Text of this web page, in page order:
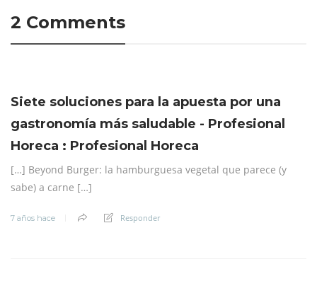
2 Comments
Siete soluciones para la apuesta por una
gastronomía más saludable - Profesional
Horeca : Profesional Horeca
[…] Beyond Burger: la hamburguesa vegetal que parece (y
sabe) a carne […]
7 años hace Responder